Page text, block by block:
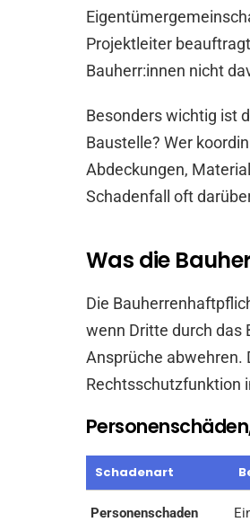
Projektleiter
Bauherr:innen nicht
Besonders wichtig ist
Baustelle? Wer
Abdeckungen,
Schadenfall oft
Was die
Die
wenn Dritte durch das
Ansprüche abwehren.
Rechtsschutzfunktion
Schadenart
Personenschaden